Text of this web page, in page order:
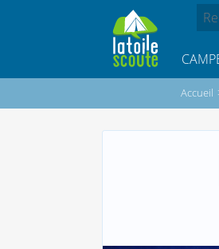
Accueil